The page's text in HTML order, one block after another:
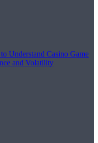
Understand Casino Game
and Volatility